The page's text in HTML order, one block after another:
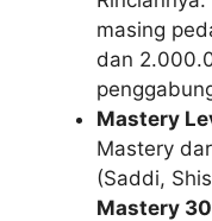
masing
dan
Mastery
Mastery
(Saddi,
Mastery